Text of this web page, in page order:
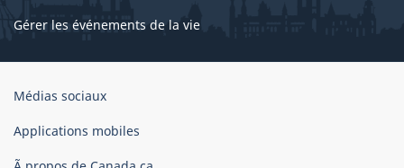
Gérer les événements de la vie
Organisation
gouvernement
Médias sociaux
Applications mobiles